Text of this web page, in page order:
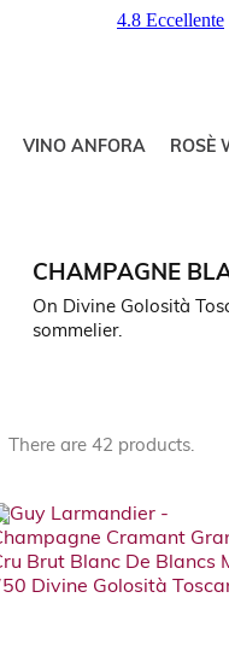
VINO ANFORA ROSÈ
CHAMPAGNE
On Divine Golosità
sommelier.
There are 42 products.